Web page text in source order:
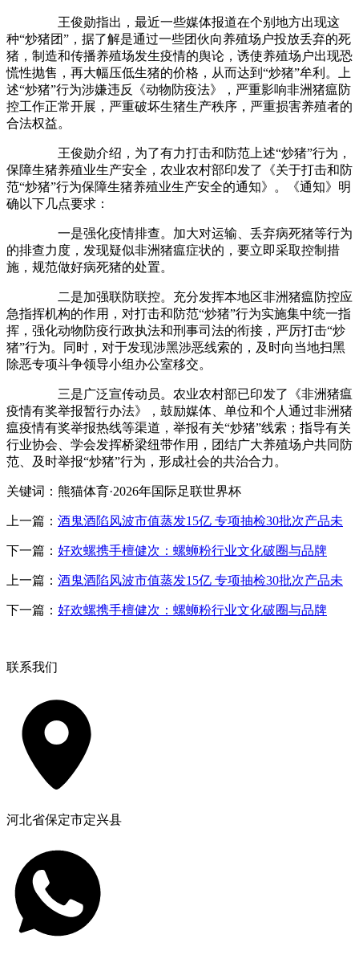
王俊勋指出，最近一些媒体报道在个别地方出现这
种“炒猪团”，据了解是通过一些团伙向养殖场户投放丢弃的死
猪，制造和传播养殖场发生疫情的舆论，诱使养殖场户出现恐
慌性抛售，再大幅压低生猪的价格，从而达到“炒猪”牟利。上
述“炒猪”行为涉嫌违反《动物防疫法》，严重影响非洲猪瘟防
控工作正常开展，严重破坏生猪生产秩序，严重损害养殖者的
合法权益。
王俊勋介绍，为了有力打击和防范上述“炒猪”行为，
保障生猪养殖业生产安全，农业农村部印发了《关于打击和防
范“炒猪”行为保障生猪养殖业生产安全的通知》。《通知》明
确以下几点要求：
一是强化疫情排查。加大对运输、丢弃病死猪等行为
的排查力度，发现疑似非洲猪瘟症状的，要立即采取控制措
施，规范做好病死猪的处置。
二是加强联防联控。充分发挥本地区非洲猪瘟防控应
急指挥机构的作用，对打击和防范“炒猪”行为实施集中统一指
挥，强化动物防疫行政执法和刑事司法的衔接，严厉打击“炒
猪”行为。同时，对于发现涉黑涉恶线索的，及时向当地扫黑
除恶专项斗争领导小组办公室移交。
三是广泛宣传动员。农业农村部已印发了《非洲猪瘟
疫情有奖举报暂行办法》，鼓励媒体、单位和个人通过非洲猪
瘟疫情有奖举报热线等渠道，举报有关“炒猪”线索；指导有关
行业协会、学会发挥桥梁纽带作用，团结广大养殖场户共同防
范、及时举报“炒猪”行为，形成社会的共治合力。
关键词：熊猫体育·2026年国际足联世界杯
上一篇： 酒鬼酒陷风波市值蒸发15亿 专项抽检30批次产品未
下一篇： 好欢螺携手檀健次：螺蛳粉行业文化破圈与品牌
上一篇： 酒鬼酒陷风波市值蒸发15亿 专项抽检30批次产品未
下一篇： 好欢螺携手檀健次：螺蛳粉行业文化破圈与品牌
联系我们
河北省保定市定兴县